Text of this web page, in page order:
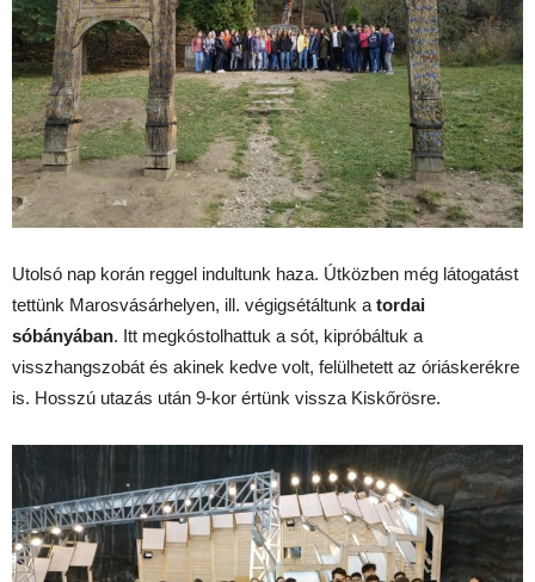
Utolsó nap korán reggel indultunk haza. Útközben még látogatást
tettünk Marosvásárhelyen, ill. végigsétáltunk a tordai
sóbányában. Itt megkóstolhattuk a sót, kipróbáltuk a
visszhangszobát és akinek kedve volt, felülhetett az óriáskerékre
is. Hosszú utazás után 9-kor értünk vissza Kiskőrösre.